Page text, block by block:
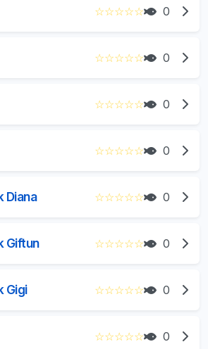
☆☆☆☆☆ 0
☆☆☆☆☆ 0
☆☆☆☆☆ 0
☆☆☆☆☆ 0
Diana ☆☆☆☆☆ 0
Giftun ☆☆☆☆☆ 0
Gigi ☆☆☆☆☆ 0
☆☆☆☆☆ 0